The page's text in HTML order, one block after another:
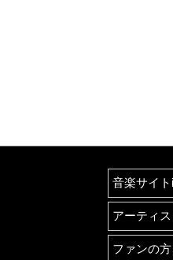
音楽サイト
アーティ
ファンの方